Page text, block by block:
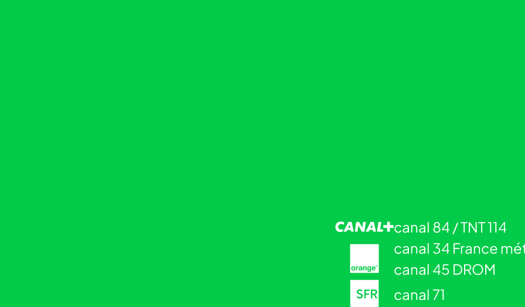
canal 84 / TNT 114
canal 34 France
canal 45 DROM
canal 71